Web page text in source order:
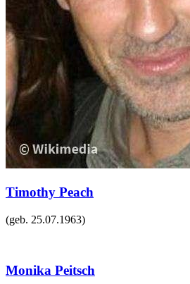
Timothy Peach
(geb. 25.07.1963)
Monika Peitsch